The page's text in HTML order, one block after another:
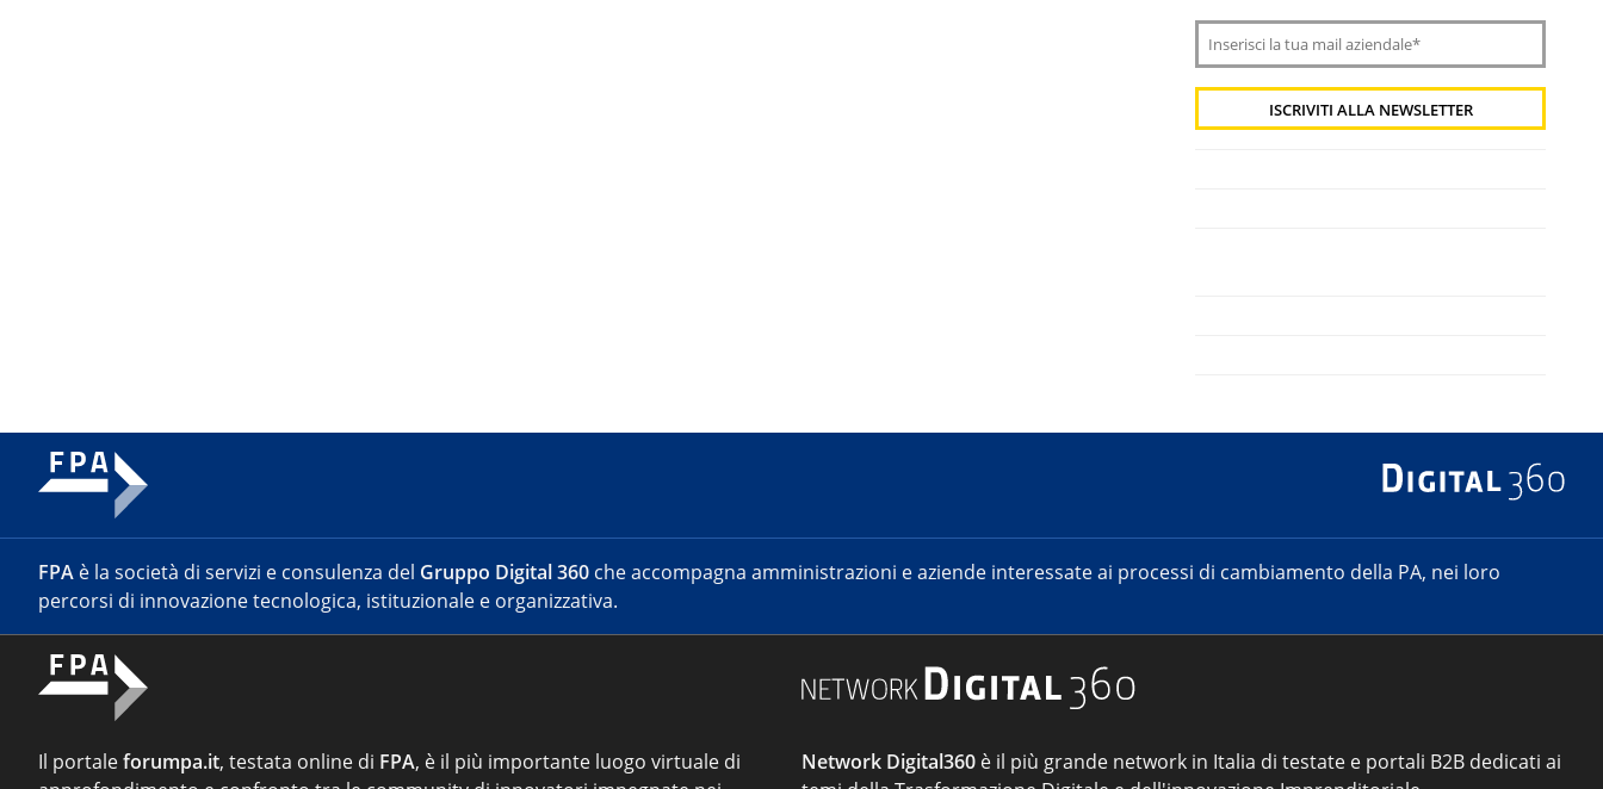
FPA è la società di servizi e consulenza del Gruppo Digital 360 che accompagna amministrazioni e aziende interessate ai processi di cambiamento della PA, nei loro
percorsi di innovazione tecnologica, istituzionale e organizzativa.
Il portaleforumpa.it, testata online di FPA, è il più importante luogo virtuale di
Network Digital360 è il più grande network in Italia di testate e portali B2B dedicati ai